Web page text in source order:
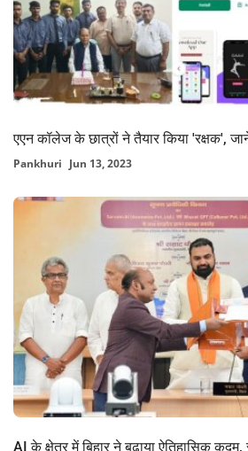
एएन कॉलेज के छात्रों ने तैयार किया 'रक्षक',
Pankhuri Jun 13, 2023
AI के क्षेत्र में बिहार ने बढ़ाया ऐतिहासिक